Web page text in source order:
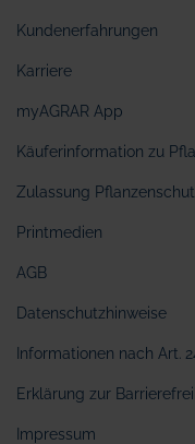
Kundenerfahrungen
Karriere
myAGRAR App
Käuferinformation zu
Zulassung
Printmedien
AGB
Datenschutzhinweise
Informationen nach Art.
Erklärung zur
Impressum